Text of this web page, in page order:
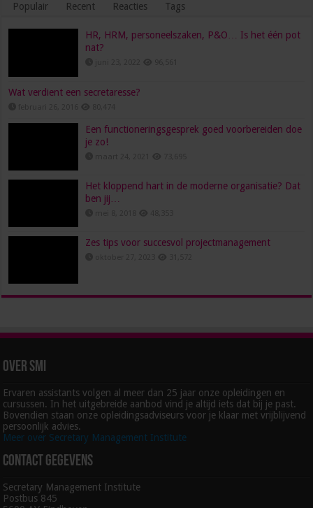
Populair Recent Reacties Tags
HR, HRM, personeelszaken, P&O… Is het één pot
nat?
Wat verdient een secretaresse?
Een functioneringsgesprek goed voorbereiden doe
je zo!
Het kloppend hart in de moderne organisatie? Dat
ben jij…
Zes tips voor succesvol projectmanagement
Over SMI
Ervaren assistants volgen al meer dan 25 jaar onze opleidingen en
cursussen. In het uitgebreide aanbod vind je altijd iets dat bij je past.
Bovendien staan onze opleidingsadviseurs voor je klaar met vrijblijvend
persoonlijk advies.
Meer over Secretary Management Institute
Contact gegevens
Secretary Management Institute
Postbus 845